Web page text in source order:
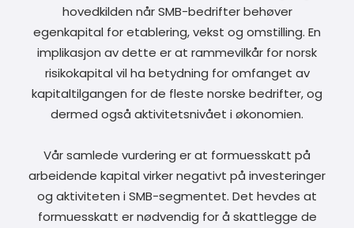
hovedkilden når SMB-bedrifter behøver
egenkapital for etablering, vekst og omstilling. En
implikasjon av dette er at rammevilkår for norsk
risikokapital vil ha betydning for omfanget av
kapitaltilgangen for de fleste norske bedrifter, og
dermed også aktivitetsnivået i økonomien.
Vår samlede vurdering er at formuesskatt på
arbeidende kapital virker negativt på investeringer
og aktiviteten i SMB-segmentet. Det hevdes at
formuesskatt er nødvendig for å skattlegge de